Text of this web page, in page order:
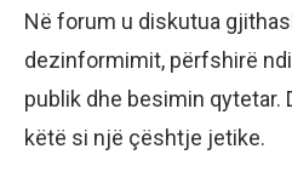
Në forum u diskutua
dezinformimit, përfshirë
publik dhe besimin qytetar.
këtë si një çështje jetike.